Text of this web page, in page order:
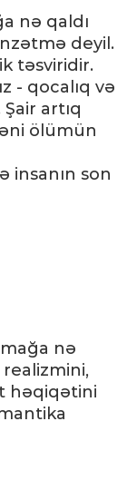
nə qaldı
deyil.
təsviridir.
- qocalıq və
artıq
ölümün
insanın son
nə
həqiqətini